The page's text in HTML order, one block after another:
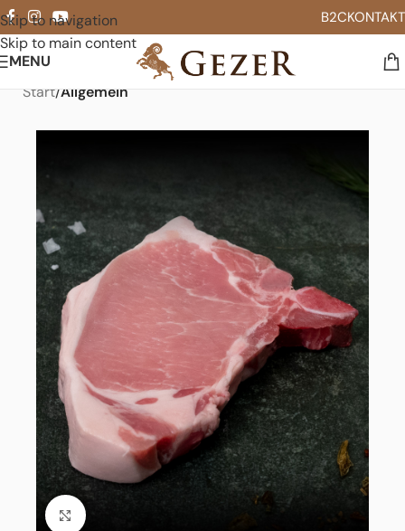
Skip to navigation
Skip to main content
B2CKONTAKT
MENU
Start Allgemein
Click to enlarge